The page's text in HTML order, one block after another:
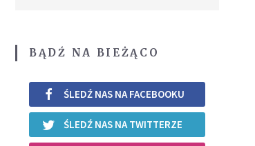
BĄDŹ NA BIEŻĄCO
ŚLEDŹ NAS NA FACEBOOKU
ŚLEDŹ NAS NA TWITTERZE